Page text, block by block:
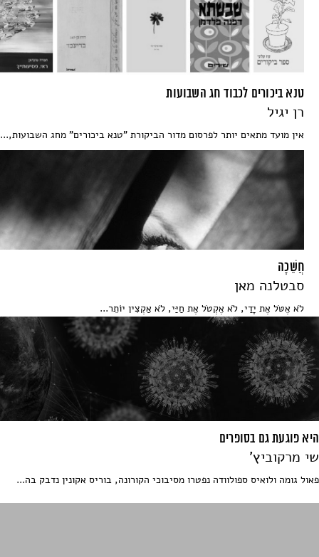
טנא ביכורים לכבוד חג השבועות
רן יגיל
אין מועד מתאים יותר לפרסום מדור הביקורת "טנא ביכורים" מחג השבועות,...
חֲשֵׁכָה
סבטלנה מאן
לֹא אֶטֹּל אֶת יָדַי, לֹא אֶקְטֹל אֶת חַיַּי, לֹא אַקְצִין יוֹתֵר...
היא פוגעת גם בסופרים
שי מרקוביץ'
פאול גומה ולואיס ספולוודה נפטרו מסיבוכי הקורונה, בוריס אקונין נדבק בה...